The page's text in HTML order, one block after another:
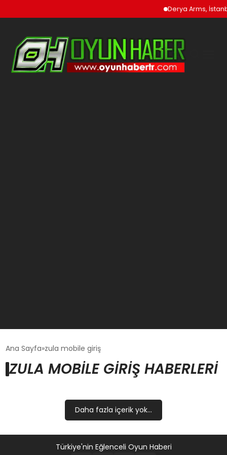
Derya Arms,
GÜNCEL
OYUN HABERLERI
EĞITIM
Ana Sayfa zula mobile giriş
ZULA MOBILE GIRIŞ HABERLERI
Daha fazla içerik yok...
Türkiye'nin Eğlenceli Oyun Haberi